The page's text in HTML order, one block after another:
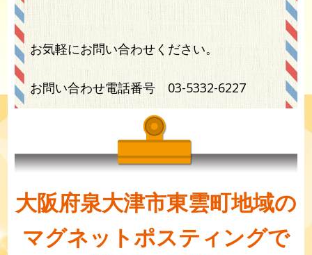
お気軽にお問い合わせください。
お問い合わせ電話番号 03-5332-6227
大阪府泉大津市東雲町地域の
マグネットポスティングで